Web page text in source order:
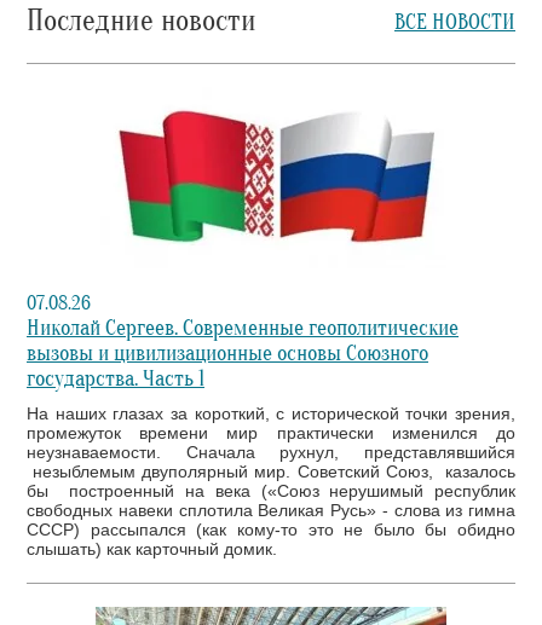
Последние новости ВСЕ НОВОСТИ
07.08.26
Николай Сергеев. Современные геополитические
вызовы и цивилизационные основы Союзного
государства. Часть 1
На наших глазах за короткий, с исторической точки зрения,
промежуток времени мир практически изменился до
неузнаваемости. Сначала рухнул, представлявшийся
незыблемым двуполярный мир. Советский Союз, казалось
бы построенный на века («Союз нерушимый республик
свободных навеки сплотила Великая Русь» - слова из гимна
СССР) рассыпался (как кому-то это не было бы обидно
слышать) как карточный домик.